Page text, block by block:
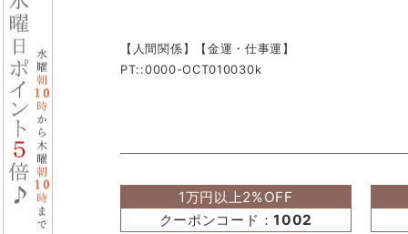
【人間関係】【金運・仕事運】
PT::0000-OCT010030k
1万円以上2%OFF
クーポンコード：1002